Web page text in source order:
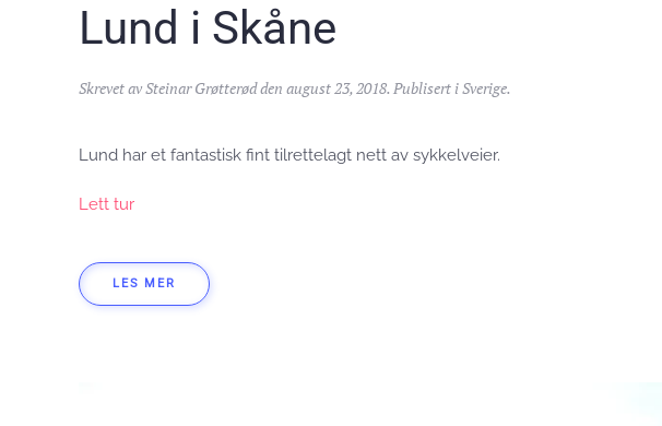
Lund i Skåne
Skrevet avSteinar Grøtterødden august 23, 2018. Publisert iSverige.
Lund har et fantastisk fint tilrettelagt nett av sykkelveier.
Lett tur
LES MER